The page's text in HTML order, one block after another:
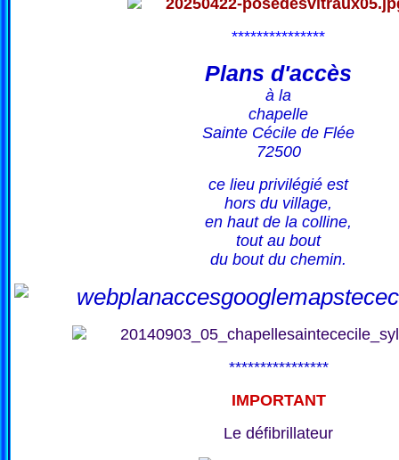
***************
Plans d'accès
à la
chapelle
Sainte Cécile de Flée
72500
ce lieu privilégié est
hors du village,
en haut de la colline,
tout au bout
du bout du chemin.
****************
IMPORTANT
Le défibrillateur